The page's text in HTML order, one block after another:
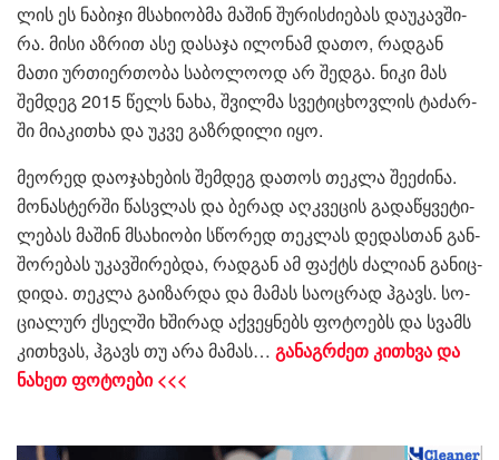
ლის ეს ნა­ბი­ჯი მსა­ხი­ობ­მა მა­შინ შუ­რის­ძი­ე­ბას და­უ­კავ­ში­
რა. მისი აზ­რით ასე და­სა­ჯა ილო­ნამ დათო, რად­გან
მათი ურ­თი­ერ­თო­ბა სა­ბო­ლო­ოდ არ შედ­გა. ნიკი მას
შემ­დეგ 2015 წელს ნახა, შვილ­მა სვე­ტი­ცხოვ­ლის ტა­ძარ­
ში მი­ა­კი­თხა და უკვე გაზ­რდი­ლი იყო.
მე­ო­რედ და­ო­ჯა­ხე­ბის შემ­დეგ და­თოს თეკ­ლა შე­ე­ძი­ნა.
მო­ნას­ტერ­ში წას­ვლას და ბე­რად აღ­კვე­ცის გა­და­წყვე­ტი­
ლე­ბას მა­შინ მსა­ხი­ო­ბი სწო­რედ თეკ­ლას დე­დას­თან გან­
შო­რე­ბას უკავ­ში­რებ­და, რად­გან ამ ფაქტს ძა­ლი­ან გა­ნიც­
დი­და. თეკ­ლა გა­ი­ზარ­და და მა­მას სა­ოც­რად ჰგავს. სო­
ცი­ა­ლურ ქსელ­ში ხში­რად აქ­ვეყ­ნებს ფო­ტო­ებს და სვამს
კი­თხვას, ჰგავს თუ არა მა­მას… განაგრძეთ კითხვა და
ნახეთ ფოტოები <<<